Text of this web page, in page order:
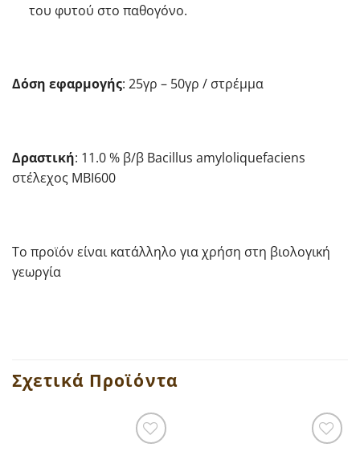
του φυτού στο παθογόνο.
Δόση εφαρμογής: 25γρ – 50γρ / στρέμμα
Δραστική: 11.0 % β/β Bacillus amyloliquefaciens
στέλεχος MBI600
Το προϊόν είναι κατάλληλο για χρήση στη βιολογική
γεωργία
Σχετικά Προϊόντα